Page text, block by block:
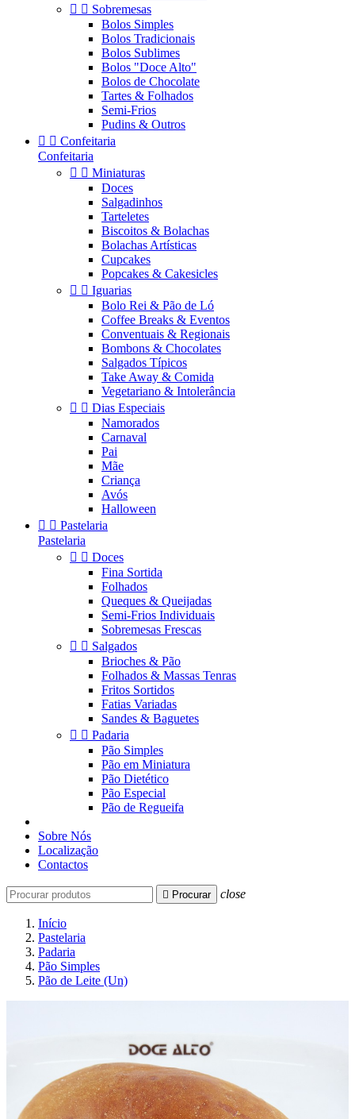
  Sobremesas
Bolos Simples
Bolos Tradicionais
Bolos Sublimes
Bolos "Doce Alto"
Bolos de Chocolate
Tartes & Folhados
Semi-Frios
Pudins & Outros
  Confeitaria
Confeitaria
  Miniaturas
Doces
Salgadinhos
Tarteletes
Biscoitos & Bolachas
Bolachas Artísticas
Cupcakes
Popcakes & Cakesicles
  Iguarias
Bolo Rei & Pão de Ló
Coffee Breaks & Eventos
Conventuais & Regionais
Bombons & Chocolates
Salgados Típicos
Take Away & Comida
Vegetariano & Intolerância
  Dias Especiais
Namorados
Carnaval
Pai
Mãe
Criança
Avós
Halloween
  Pastelaria
Pastelaria
  Doces
Fina Sortida
Folhados
Queques & Queijadas
Semi-Frios Individuais
Sobremesas Frescas
  Salgados
Brioches & Pão
Folhados & Massas Tenras
Fritos Sortidos
Fatias Variadas
Sandes & Baguetes
  Padaria
Pão Simples
Pão em Miniatura
Pão Dietético
Pão Especial
Pão de Regueifa
Sobre Nós
Localização
Contactos
 Procurar close
Início
Pastelaria
Padaria
Pão Simples
Pão de Leite (Un)